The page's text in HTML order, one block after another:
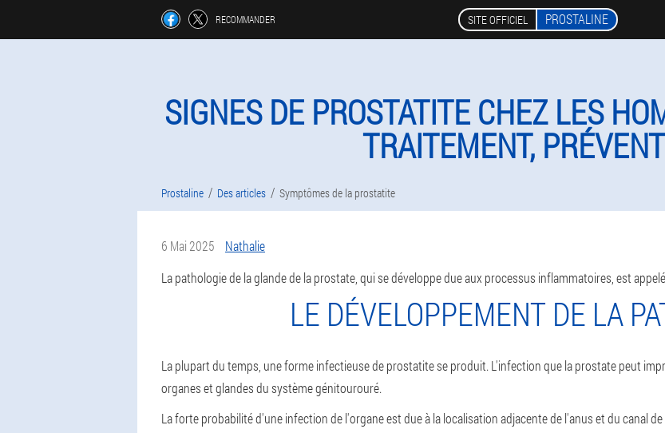
RECOMMANDER SITE OFFICIEL PROSTALINE
SIGNES DE PROSTATITE CHEZ LES
TRAITEMENT,
Prostaline Des articles Symptômes de la prostatite
6 Mai 2025
Nathalie
La pathologie de la glande de la prostate, qui se développe due aux processus inflammatoires, est
LE DÉVELOPPEMENT DE LA
La plupart du temps, une forme infectieuse de prostatite se produit. L'infection que la prostate peut
organes et glandes du système génitourouré.
La forte probabilité d'une infection de l'organe est due à la localisation adjacente de l'anus et du canal